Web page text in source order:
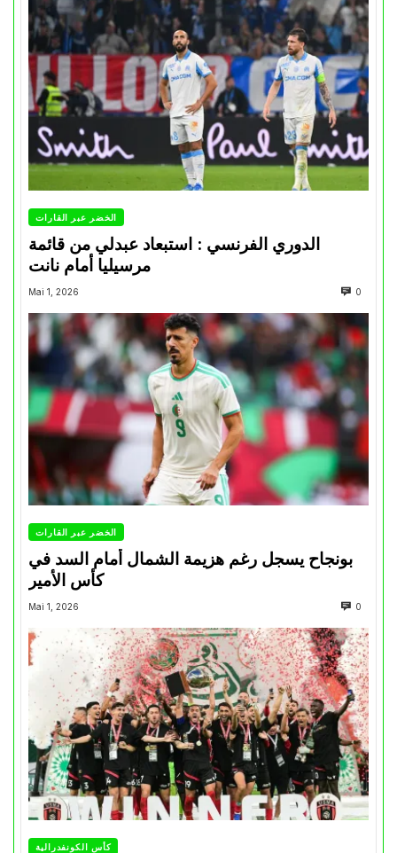
الخضر عبر القارات
الدوري الفرنسي : استبعاد عبدلي من قائمة
مرسيليا أمام نانت
Mai 1, 2026 0
الخضر عبر القارات
بونجاح يسجل رغم هزيمة الشمال أمام السد في
كأس الأمير
Mai 1, 2026 0
كأس الكونفدرالية